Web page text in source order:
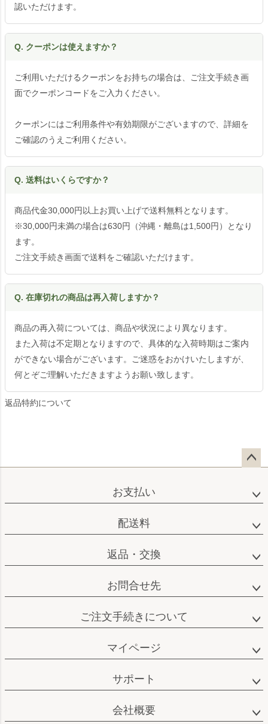
認いただけます。
Q. クーポンは使えますか？
ご利用いただけるクーポンをお持ちの場合は、ご注文手続き画
面でクーポンコードをご入力ください。
クーポンにはご利用条件や有効期限がございますので、詳細を
ご確認のうえご利用ください。
Q. 送料はいくらですか？
商品代金30,000円以上お買い上げで送料無料となります。
※30,000円未満の場合は630円（沖縄・離島は1,500円）となり
ます。
ご注文手続き画面で送料をご確認いただけます。
Q. 在庫切れの商品は再入荷しますか？
商品の再入荷については、商品や状況により異なります。
また入荷は不定期となりますので、具体的な入荷時期はご案内
ができない場合がございます。ご迷惑をおかけいたしますが、
何とぞご理解いただきますようお願い致します。
返品特約について
ップ
お支払い
配送料
返品・交換
お問合せ先
ご注文手続きについて
マイページ
サポート
会社概要